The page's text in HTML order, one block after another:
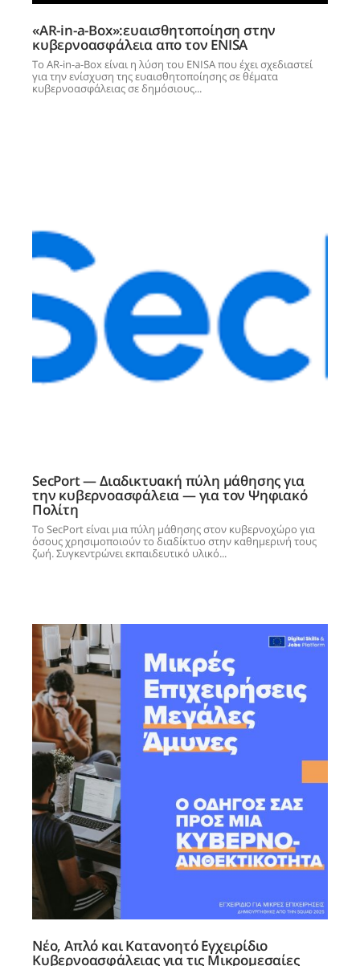
«AR-in-a-Box»:ευαισθητοποίηση στην
κυβερνοασφάλεια απο τον ENISA
Το AR-in-a-Box είναι η λύση του ENISA που έχει σχεδιαστεί
για την ενίσχυση της ευαισθητοποίησης σε θέματα
κυβερνοασφάλειας σε δημόσιους...
SecPort — Διαδικτυακή πύλη μάθησης για
την κυβερνοασφάλεια — για τον Ψηφιακό
Πολίτη
Το SecPort είναι μια πύλη μάθησης στον κυβερνοχώρο για
όσους χρησιμοποιούν το διαδίκτυο στην καθημερινή τους
ζωή. Συγκεντρώνει εκπαιδευτικό υλικό...
Νέο, Απλό και Κατανοητό Εγχειρίδιο
Κυβερνοασφάλειας για τις Μικρομεσαίες